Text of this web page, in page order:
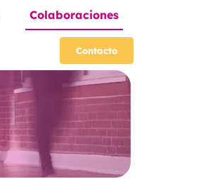
Colaboraciones
Contacto